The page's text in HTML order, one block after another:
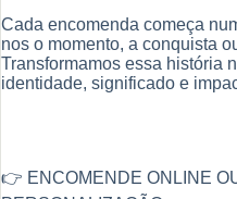
Cada encomenda começa
nos o momento, a conquista
Transformamos essa história
identidade, significado e
👉 ENCOMENDE ONLINE